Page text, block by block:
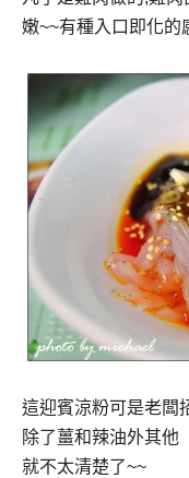
嫩~~有種入口即化的
這迎賓涼粉可是老闆
除了薑和辣油外其他
就不太清楚了~~